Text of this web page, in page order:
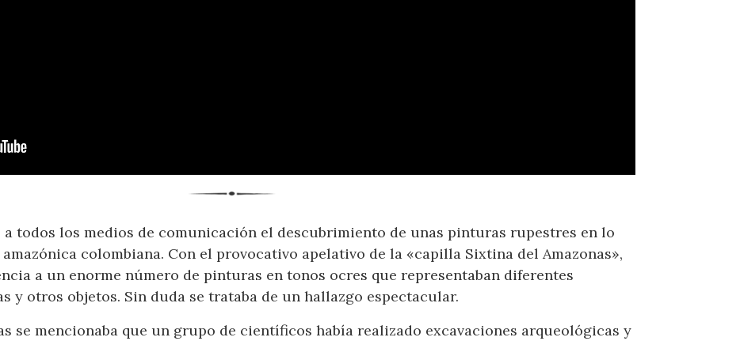
a todos los medios de comunicación el descubrimiento de unas pinturas rupestres en lo
colombiana. Con el provocativo apelativo de la «capilla Sixtina del Amazonas»,
a un enorme número de pinturas en tonos ocres que representaban diferentes
y otros objetos. Sin duda se trataba de un hallazgo espectacular.
se mencionaba que un grupo de científicos había realizado excavaciones arqueológicas y